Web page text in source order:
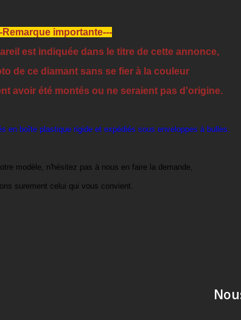
Remarque importante---
est indiquée dans le titre de cette annonce,
de ce diamant sans se fier à la couleur
avoir été montés ou ne seraient pas d'origine.
en boîte plastique rigide et expédiés sous enveloppes à bulles.
modèle, n'hésitez pas à nous en faire la demande,
surement celui qui vous convient.